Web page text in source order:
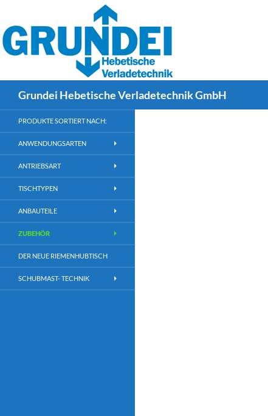
div#site-header div.”language-select” { float: right; padding:
Grundei Hebetische Verladetechnik GmbH
PRODUKTE SORTIERT NACH:
ANWENDUNGSARTEN
ANTRIEBSART
TISCHTYPEN
ANBAUTEILE
ZUBEHÖR
DER NEUE RIEMENHUBTISCH
SCHUBMAST- TECHNIK